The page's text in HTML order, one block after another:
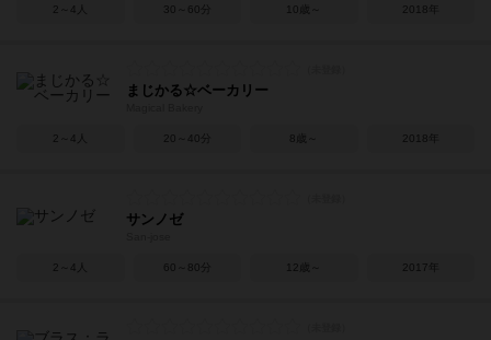
2～4人 30～60分 10歳～ 2018年
まじかる☆ベーカリー
2～4人 20～40分 8歳～ 2018年
サンノゼ
2～4人 60～80分 12歳～ 2017年